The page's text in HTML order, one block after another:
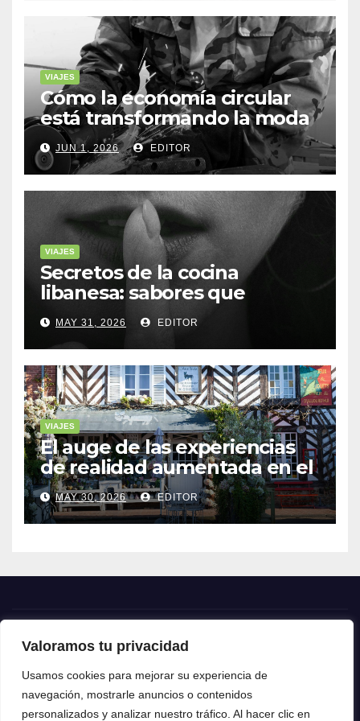
Valoramos tu privacidad
Usamos cookies para mejorar su experiencia de
navegación, mostrarle anuncios o contenidos
personalizados y analizar nuestro tráfico. Al hacer clic en
VIAJES
Cómo la economía circular
está transformando la moda
sostenible
JUN 1, 2026 EDITOR
VIAJES
Secretos de la cocina
libanesa: sabores que
cuentan historias
MAY 31, 2026 EDITOR
VIAJES
El auge de las experiencias
de realidad aumentada en el
turismo
MAY 30, 2026 EDITOR
Crónica24
Crónica 24